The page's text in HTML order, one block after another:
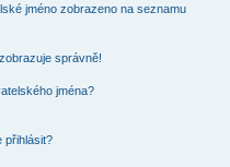
jméno zobrazeno na seznamu
správně!
jména?
přihlásit?